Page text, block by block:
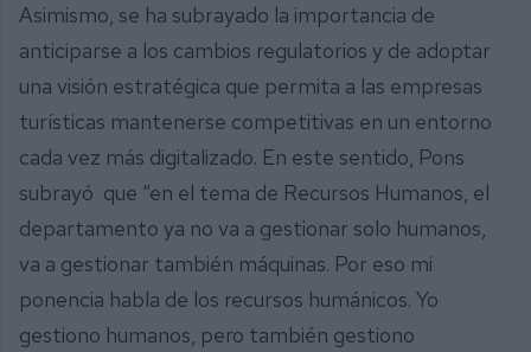
Asimismo, se ha subrayado la importancia de
anticiparse a los cambios regulatorios y de adoptar
una visión estratégica que permita a las empresas
turísticas mantenerse competitivas en un entorno
cada vez más digitalizado. En este sentido, Pons
subrayó que “en el tema de Recursos Humanos, el
departamento ya no va a gestionar solo humanos,
va a gestionar también máquinas. Por eso mi
ponencia habla de los recursos humánicos. Yo
gestiono humanos, pero también gestiono